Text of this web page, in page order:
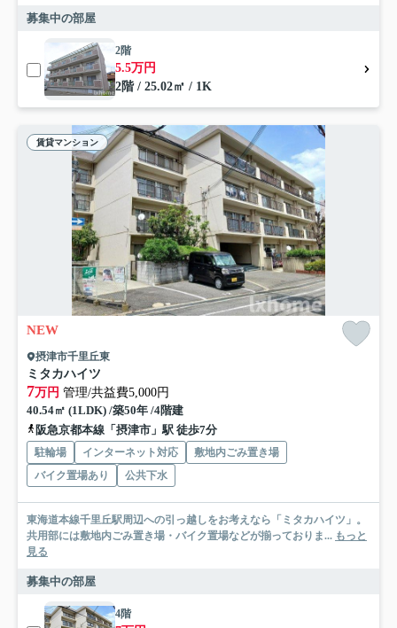
募集中の部屋
2階
5.5万円
2階 / 25.02㎡ / 1K
賃貸マンション
NEW
摂津市千里丘東
ミタカハイツ
7万円 管理/共益費5,000円
40.54㎡ (1LDK) /築50年 /4階建
阪急京都本線「摂津市」駅 徒歩7分
駐輪場 インターネット対応
敷地内ごみ置き場
バイク置場あり
公共下水
東海道本線千里丘駅周辺への引っ越しをお考えなら「ミタカハイツ」。
共用部には敷地内ごみ置き場・バイク置場などが揃っておりま... もっと
見る
募集中の部屋
4階